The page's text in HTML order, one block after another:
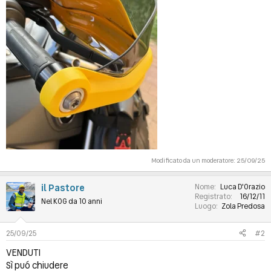
Modificato da un moderatore: 25/09/25
il Pastore
Nel KOG da 10 anni
Nome Luca D'Orazio
Registrato
16/12/11
Luogo Zola Predosa
25/09/25 #2
VENDUTI
Sì puó chiudere